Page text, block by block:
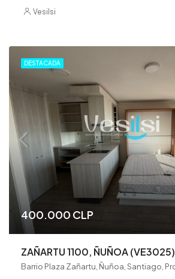
Vesilsi
DESTACADA
400.000 CLP
ZAÑARTU 1100, ÑUÑOA (VE3025)